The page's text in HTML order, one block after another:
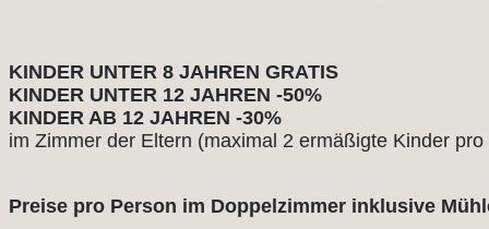
KINDER UNTER 8 JAHREN GRATIS
KINDER UNTER 12 JAHREN -50%
KINDER AB 12 JAHREN -30%
im Zimmer der Eltern (maximal 2 ermäßigte Kinder pro
Preise pro Person im Doppelzimmer inklusive